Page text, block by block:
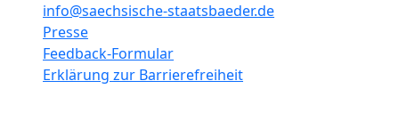
info@saechsische-staatsbaeder.de
Presse
Feedback-Formular
Erklärung zur Barrierefreiheit